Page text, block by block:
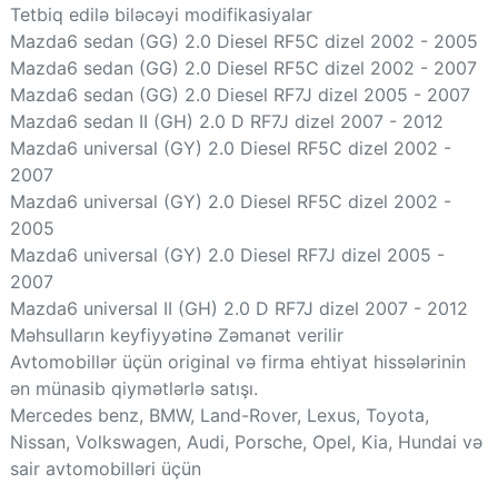
Tetbiq edilə biləcəyi modifikasiyalar
Mazda6 sedan (GG) 2.0 Diesel RF5C dizel 2002 - 2005
Mazda6 sedan (GG) 2.0 Diesel RF5C dizel 2002 - 2007
Mazda6 sedan (GG) 2.0 Diesel RF7J dizel 2005 - 2007
Mazda6 sedan II (GH) 2.0 D RF7J dizel 2007 - 2012
Mazda6 universal (GY) 2.0 Diesel RF5C dizel 2002 -
2007
Mazda6 universal (GY) 2.0 Diesel RF5C dizel 2002 -
2005
Mazda6 universal (GY) 2.0 Diesel RF7J dizel 2005 -
2007
Mazda6 universal II (GH) 2.0 D RF7J dizel 2007 - 2012
Məhsulların keyfiyyətinə Zəmanət verilir
Avtomobillər üçün original və firma ehtiyat hissələrinin
ən münasib qiymətlərlə satışı.
Mercedes benz, BMW, Land-Rover, Lexus, Toyota,
Nissan, Volkswagen, Audi, Porsche, Opel, Kia, Hundai və
sair avtomobilləri üçün